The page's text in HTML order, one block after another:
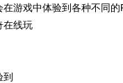
在游戏中体验到各种不同的
在线玩